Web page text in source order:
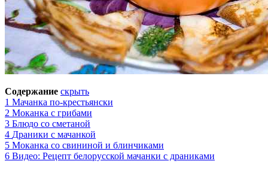
Содержание скрыть
1 Мачанка по-крестьянски
2 Моканка с грибами
3 Блюдо со сметаной
4 Драники с мачанкой
5 Моканка со свининой и блинчиками
6 Видео: Рецепт белорусской мачанки с драниками